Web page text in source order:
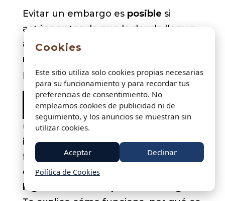
Evitar un embargo es posible si
actúas antes de que la deuda llegue
a fase ejecutiva. La clave es
rápido
proteger el dinero inembargable.
Usar una cuenta separada para
ingresos protegidos
usaruna cuenta separada para
ingresos protegidoses una de las
formas más eficaces de
evitar que un
embargo bloquee dinero que
legalmente NO se puede embargar
Cookies
Este sitio utiliza solo cookies propias necesarias
para su funcionamiento y para recordar tus
preferencias de consentimiento. No
empleamos cookies de publicidad ni de
seguimiento, y los anuncios se muestran sin
utilizar cookies.
Aceptar Declinar
Política de Cookies